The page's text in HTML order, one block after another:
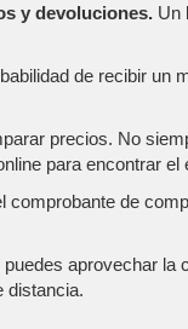
y devoluciones. Un
de recibir un
precios. No
para encontrar el
comprobante de
aprovechar la
distancia.